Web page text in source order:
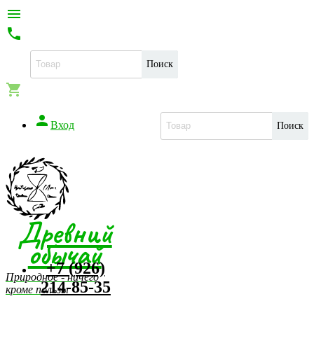


Поиск

Поиск
 Вход
Древний
обычай
Природное - ничего
кроме пользы
+7 (926)
214-85-35